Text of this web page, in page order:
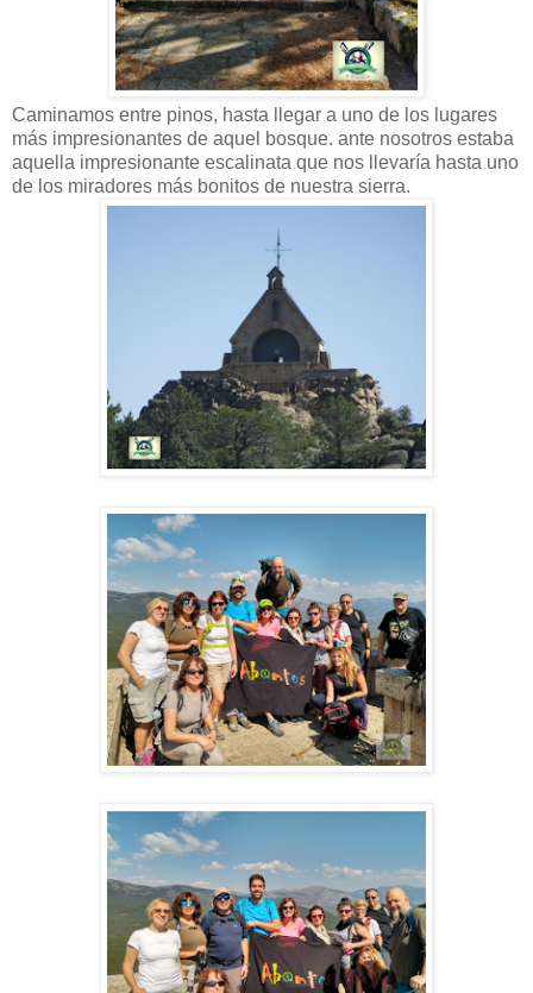
Caminamos entre pinos, hasta llegar a uno de los lugares
más impresionantes de aquel bosque. ante nosotros estaba
aquella impresionante escalinata que nos llevaría hasta uno
de los miradores más bonitos de nuestra sierra.